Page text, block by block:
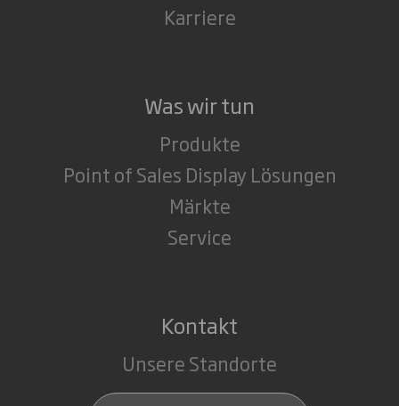
Karriere
Was wir tun
Produkte
Point of Sales Display Lösungen
Märkte
Service
Kontakt
Unsere Standorte